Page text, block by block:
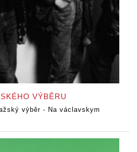
VÝBĚRU
výběr - Na václavskym